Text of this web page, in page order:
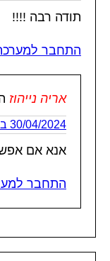
תודה רבה !!!!
התחבר
אריה נייהוז
30/04/2024 בשעה 17:03:06
אנא אם
התחבר